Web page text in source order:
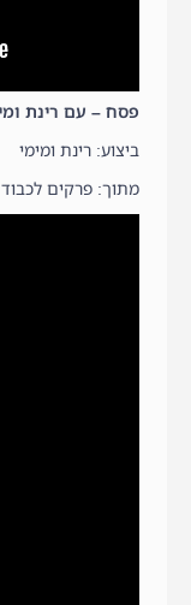
פסח – עם רינת
ביצוע: רינת ומימי
מתוך: פרקים